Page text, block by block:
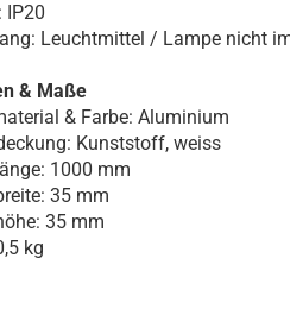
IP20
Leuchtmittel / Lampe nicht
& Maße
& Farbe: Aluminium
Kunststoff, weiss
1000 mm
35 mm
35 mm
kg